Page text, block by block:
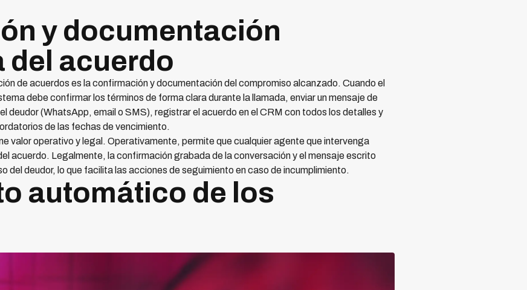
y documentación
acuerdo
de acuerdos es la confirmación y documentación del compromiso alcanzado. Cuando el
debe confirmar los términos de forma clara durante la llamada, enviar un mensaje de
deudor (WhatsApp, email o SMS), registrar el acuerdo en el CRM con todos los detalles y
de las fechas de vencimiento.
valor operativo y legal. Operativamente, permite que cualquier agente que intervenga
acuerdo. Legalmente, la confirmación grabada de la conversación y el mensaje escrito
del deudor, lo que facilita las acciones de seguimiento en caso de incumplimiento.
automático de los